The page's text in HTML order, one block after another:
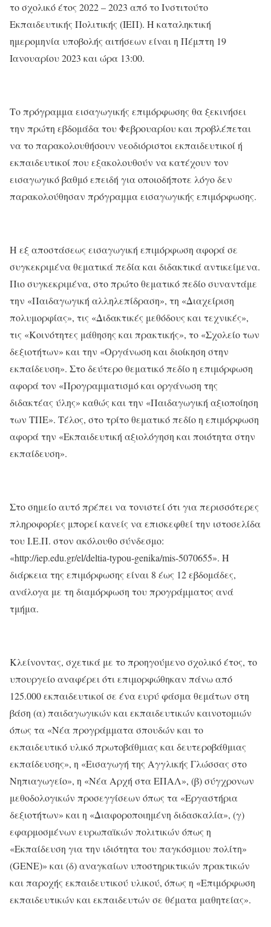
το σχολικό έτος 2022 – 2023 από το Ινστιτούτο
Εκπαιδευτικής Πολιτικής (ΙΕΠ). Η καταληκτική
ημερομηνία υποβολής αιτήσεων είναι η Πέμπτη 19
Ιανουαρίου 2023 και ώρα 13:00.
Το πρόγραμμα εισαγωγικής επιμόρφωσης θα ξεκινήσει
την πρώτη εβδομάδα του Φεβρουαρίου και προβλέπεται
να το παρακολουθήσουν νεοδιόριστοι εκπαιδευτικοί ή
εκπαιδευτικοί που εξακολουθούν να κατέχουν τον
εισαγωγικό βαθμό επειδή για οποιοδήποτε λόγο δεν
παρακολούθησαν πρόγραμμα εισαγωγικής επιμόρφωσης.
Η εξ αποστάσεως εισαγωγική επιμόρφωση αφορά σε
συγκεκριμένα θεματικά πεδία και διδακτικά αντικείμενα.
Πιο συγκεκριμένα, στο πρώτο θεματικό πεδίο συναντάμε
την «Παιδαγωγική αλληλεπίδραση», τη «Διαχείριση
πολυμορφίας», τις «Διδακτικές μεθόδους και τεχνικές»,
τις «Κοινότητες μάθησης και πρακτικής», το «Σχολείο των
δεξιοτήτων» και την «Οργάνωση και διοίκηση στην
εκπαίδευση». Στο δεύτερο θεματικό πεδίο η επιμόρφωση
αφορά τον «Προγραμματισμό και οργάνωση της
διδακτέας ύλης» καθώς και την «Παιδαγωγική αξιοποίηση
των ΤΠΕ». Τέλος, στο τρίτο θεματικό πεδίο η επιμόρφωση
αφορά την «Εκπαιδευτική αξιολόγηση και ποιότητα στην
εκπαίδευση».
Στο σημείο αυτό πρέπει να τονιστεί ότι για περισσότερες
πληροφορίες μπορεί κανείς να επισκεφθεί την ιστοσελίδα
του Ι.Ε.Π. στον ακόλουθο σύνδεσμο:
«http://iep.edu.gr/el/deltia-typou-genika/mis-5070655». Η
διάρκεια της επιμόρφωσης είναι 8 έως 12 εβδομάδες,
ανάλογα με τη διαμόρφωση του προγράμματος ανά
τμήμα.
Κλείνοντας, σχετικά με το προηγούμενο σχολικό έτος, το
υπουργείο αναφέρει ότι επιμορφώθηκαν πάνω από
125.000 εκπαιδευτικοί σε ένα ευρύ φάσμα θεμάτων στη
βάση (α) παιδαγωγικών και εκπαιδευτικών καινοτομιών
όπως τα «Νέα προγράμματα σπουδών και το
εκπαιδευτικό υλικό πρωτοβάθμιας και δευτεροβάθμιας
εκπαίδευσης», η «Εισαγωγή της Αγγλικής Γλώσσας στο
Νηπιαγωγείο», η «Νέα Αρχή στα ΕΠΑΛ», (β) σύγχρονων
μεθοδολογικών προσεγγίσεων όπως τα «Εργαστήρια
δεξιοτήτων» και η «Διαφοροποιημένη διδασκαλία», (γ)
εφαρμοσμένων ευρωπαϊκών πολιτικών όπως η
«Εκπαίδευση για την ιδιότητα του παγκόσμιου πολίτη»
(GENE)» και (δ) αναγκαίων υποστηρικτικών πρακτικών
και παροχής εκπαιδευτικού υλικού, όπως η «Επιμόρφωση
εκπαιδευτικών και εκπαιδευτών σε θέματα μαθητείας».